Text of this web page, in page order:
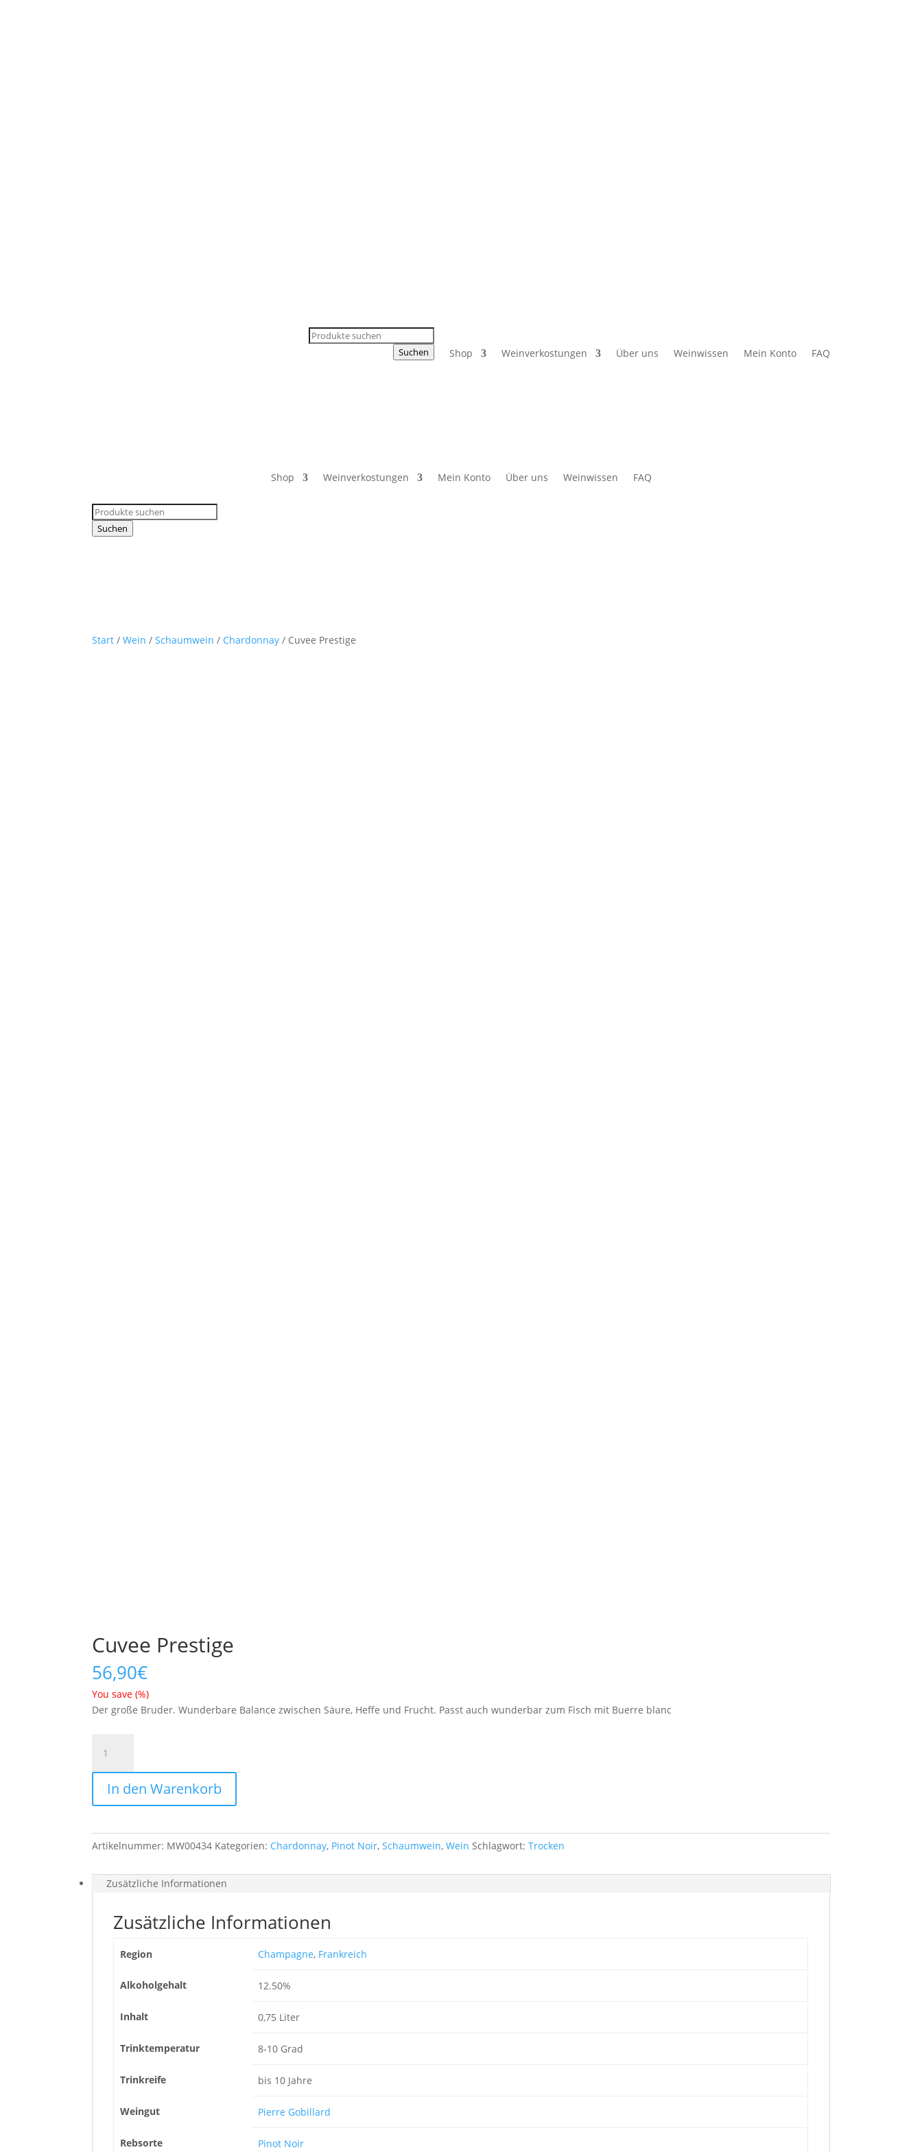
Products
search
Suchen Shop Weinverkostungen Über uns Weinwissen Mein Konto FAQ
Shop Weinverkostungen Mein Konto Über uns Weinwissen FAQ
Products
search
Suchen
Start /Wein /Schaumwein / Chardonnay / Cuvee Prestige
Cuvee Prestige
56,90€
You save(%)
Der große Bruder. Wunderbare Balance zwischen Säure, Heffe und Frucht. Passt auch wunderbar zum Fisch mit Buerre blanc
Prestige
Menge
In den Warenkorb
Artikelnummer: MW00434 Kategorien: Chardonnay, Pinot Noir,Schaumwein,Wein Schlagwort:Trocken
Zusätzliche Informationen
Zusätzliche Informationen
Region Champagne, Frankreich
Alkoholgehalt 12.50%
Inhalt 0,75 Liter
Trinktemperatur 8-10 Grad
Trinkreife bis 10 Jahre
Weingut Pierre Gobillard
Rebsorte Pinot Noir